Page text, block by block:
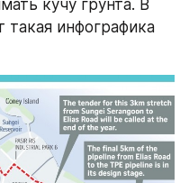
кучу грунта. В
такая инфографика